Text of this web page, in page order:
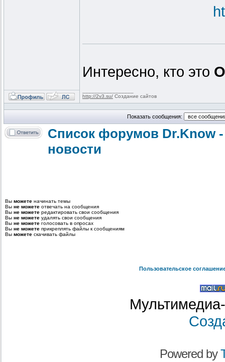
Интересно, кто это
http://2v3.su/ Создание сайтов
Показать сообщения:
Список форумов Dr.Know
новости
Вы можете начинать темы
Вы не можете отвечать на сообщения
Вы не можете редактировать свои сообщения
Вы не можете удалять свои сообщения
Вы не можете голосовать в опросах
Вы не можете прикреплять файлы к сообщениям
Вы можете скачивать файлы
Пользовательское
Powered by